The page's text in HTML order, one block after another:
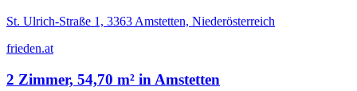
St. Ulrich-Straße 1, 3363 Amstetten, Niederösterreich
frieden.at
2 Zimmer, 54,70 m² in Amstetten